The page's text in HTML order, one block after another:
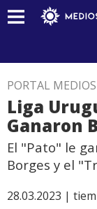
PORTAL
Liga
Ganaron
El "Pato" le
Borges y el
28.03.2023 |